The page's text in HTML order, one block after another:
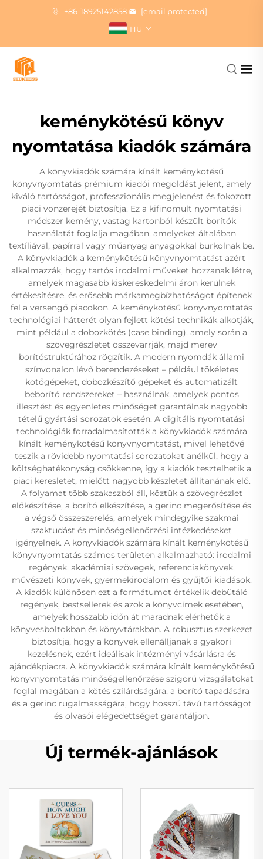
+86-18925142858
[email protected]
HU
keménykötésű könyv
nyomtatása kiadók számára
A könyvkiadók számára kínált keménykötésű
könyvnyomtatás prémium kiadói megoldást jelent, amely
kiváló tartósságot, professzionális megjelenést és fokozott
piaci vonzerejét biztosítja. Ez a kifinomult nyomtatási
módszer kemény, vastag kartonból készült borítók
használatát foglalja magában, amelyeket általában
textíliával, papírral vagy műanyag anyagokkal burkolnak be.
A könyvkiadók a keménykötésű könyvnyomtatást azért
alkalmazzák, hogy tartós irodalmi műveket hozzanak létre,
amelyek magasabb kiskereskedelmi áron kerülnek
értékesítésre, és erősebb márkamegbízhatóságot építenek
fel a versengő piacokon. A keménykötésű könyvnyomtatás
technológiai hátterét olyan fejlett kötési technikák alkotják,
mint például a dobozkötés (case binding), amely során a
szövegrészletet összevarrják, majd merev
borítóstruktúrához rögzítik. A modern nyomdák állami
színvonalon lévő berendezéseket – például tökéletes
kötőgépeket, dobozkészítő gépeket és automatizált
beborító rendszereket – használnak, amelyek pontos
illesztést és egyenletes minőséget garantálnak nagyobb
tételű gyártási sorozatok esetén. A digitális nyomtatási
technológiák forradalmasították a könyvkiadók számára
kínált keménykötésű könyvnyomtatást, mivel lehetővé
teszik a rövidebb nyomtatási sorozatokat anélkül, hogy a
költséghatékonyság csökkenne, így a kiadók tesztelhetik a
piaci keresletet, mielőtt nagyobb készletet állítanának elő.
A folyamat több szakaszból áll, köztük a szövegrészlet
előkészítése, a borító elkészítése, a gerinc megerősítése és
a végső összeszerelés, amelyek mindegyike szakmai
szaktudást és minőségellenőrzési intézkedéseket
igényelnek. A könyvkiadók számára kínált keménykötésű
könyvnyomtatás számos területen alkalmazható: irodalmi
regények, akadémiai szövegek, referenciakönyvek,
művészeti könyvek, gyermekirodalom és gyűjtői kiadások.
A kiadók különösen ezt a formátumot értékelik debütáló
regények, bestsellerek és azok a könyvcímek esetében,
amelyek hosszabb időn át maradnak elérhetők a
könyvesboltokban és könyvtárakban. A robusztus szerkezet
biztosítja, hogy a könyvek ellenálljanak a gyakori
kezelésnek, ezért ideálisak intézményi vásárlásra és
ajándékpiacra. A könyvkiadók számára kínált keménykötésű
könyvnyomtatás minőségellenőrzése szigorú vizsgálatokat
foglal magában a kötés szilárdságára, a borító tapadására
és a gerinc rugalmasságára, hogy hosszú távú tartósságot
és olvasói elégedettséget garantáljon.
Új termék-ajánlások